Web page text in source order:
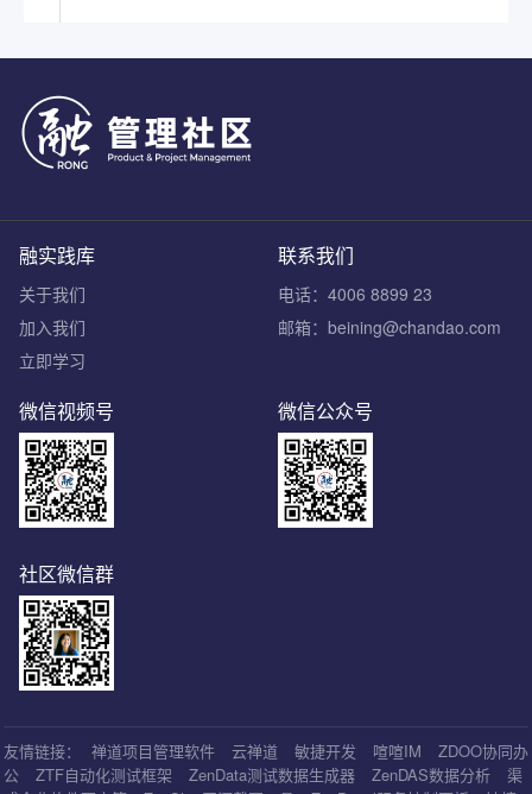
联系我们
电话：4006 8899 23
邮箱：beining@chandao.com
融实践库
关于我们
加入我们
立即学习
微信公众号
微信视频号
社区微信群
友情链接： 禅道项目管理软件 云禅道 敏捷开发 喧喧IM
ZDOO协同办
公
ZTF自动化测试框架 ZenData测试数据生成器 ZenDAS数据分析
渠